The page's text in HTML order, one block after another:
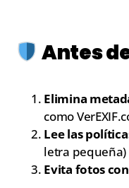
Antes
Elimina
como
Lee las
letra pequeña)
Evita fotos